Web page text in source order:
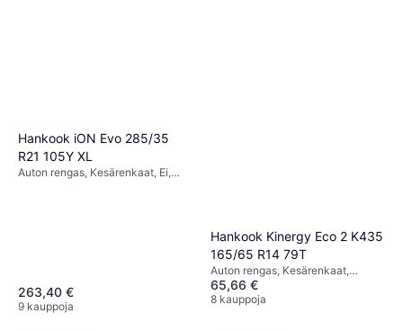
Hankook iON Evo 285/35
R21 105Y XL
Auton rengas, Kesärenkaat, Ei,
263,40 €
9 kauppoja
Hankook Kinergy Eco 2 K435
165/65 R14 79T
Auton rengas, Kesärenkaat,
Talvirenkaat, Nelivuodenajan
renkaat, Ei, Henkilöauto, Profiili 65
65,66 €
8 kauppoja